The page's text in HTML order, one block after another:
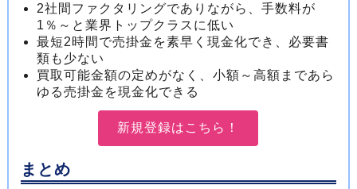
2社間ファクタリングでありながら、手数料が
1％～と業界トップクラスに低い
最短2時間で売掛金を素早く現金化でき、必要書
類も少ない
買取可能金額の定めがなく、小額～高額まであら
ゆる売掛金を現金化できる
新規登録はこちら！
まとめ